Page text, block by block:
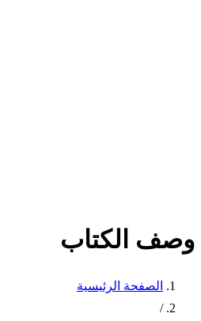
وصف الكتاب
الصفحة الرئيسية
/